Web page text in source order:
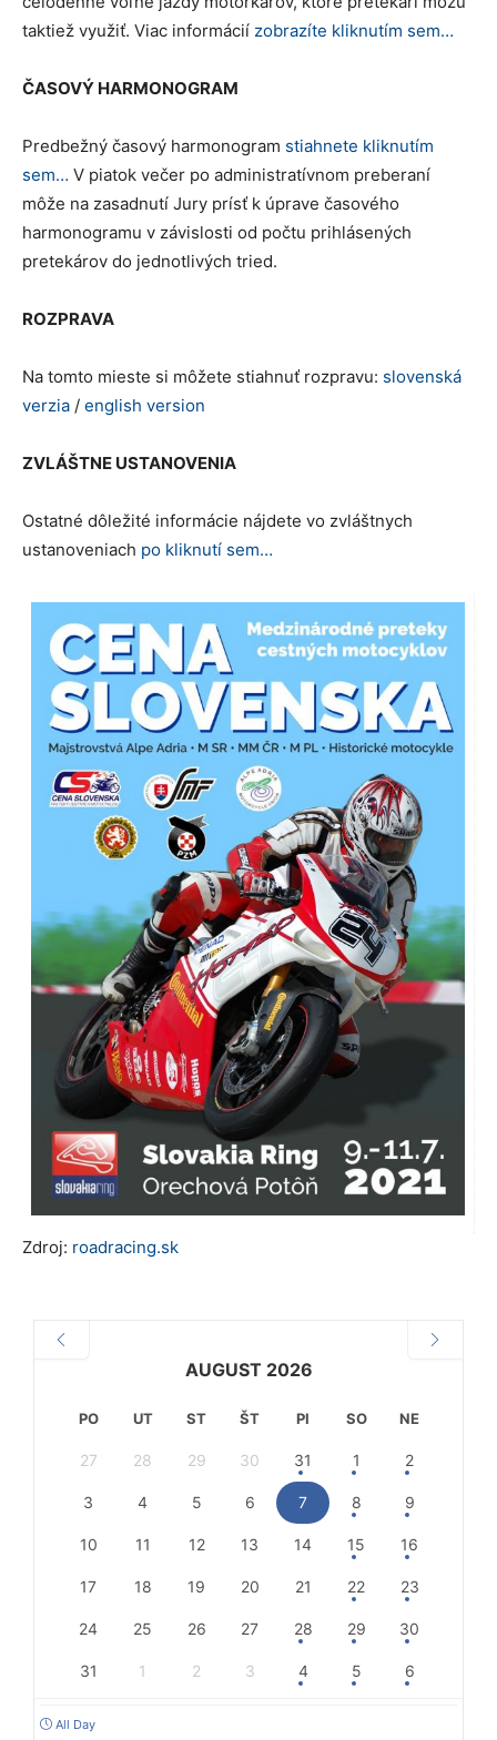
taktiež využiť. Viac informácií zobrazíte kliknutím sem…
ČASOVÝ HARMONOGRAM
Predbežný časový harmonogram stiahnete kliknutím
sem… V piatok večer po administratívnom preberaní
môže na zasadnutí Jury prísť k úprave časového
harmonogramu v závislosti od počtu prihlásených
pretekárov do jednotlivých tried.
ROZPRAVA
Na tomto mieste si môžete stiahnuť rozpravu: slovenská
verzia / english version
ZVLÁŠTNE USTANOVENIA
Ostatné dôležité informácie nájdete vo zvláštnych
ustanoveniach po kliknutí sem…
Zdroj: roadracing.sk
AUGUST 2026
PO UT ST ŠT PI SO NE
27 28 29 30 31 1 2
3 4 5 6 7 8 9
10 11 12 13 14 15 16
17 18 19 20 21 22 23
24 25 26 27 28 29 30
31 1 2 3 4 5 6
All Day